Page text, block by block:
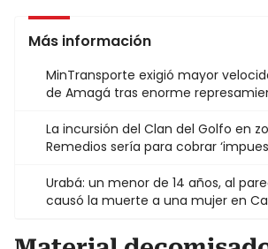
Más información
MinTransporte exigió mayor
de Amagá tras enorme
La incursión del Clan del Golfo en
Remedios sería para cobrar
Urabá: un menor de 14 años, al
causó la muerte a una mujer en